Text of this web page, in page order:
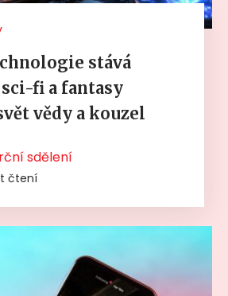
stává
fi a fantasy
vědy a kouzel
sdělení
čtení